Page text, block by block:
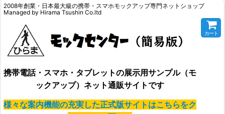
2008年創業・日本最大級の携帯・スマホモックアップ専門ネットショップ
Managed by Hirama Tsushin Co.ltd
携帯電話・スマホ・タブレットの展示用サンプル（モ
ックアップ）ネット通販サイトです
様々な案内機能の充実した正式版サイトはこちらをク
カート